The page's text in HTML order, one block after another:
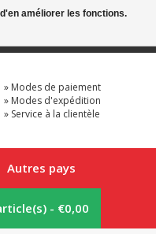
» Modes de paiement
» Modes d'expédition
» Service à la clientèle
Autres pays
- €0,00
améliorer les fonctions.